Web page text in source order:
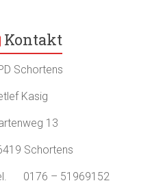
Kontakt
Schortens
Kasig
13
Schortens
0176 – 51969152